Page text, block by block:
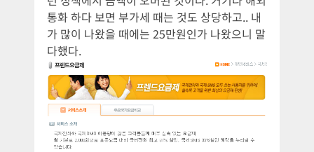
통화 하다 보면 부가세 때는 것도 상당하고.. 내
가 많이 나왔을 때에는 25만원인가 나왔으니 말
다했다.